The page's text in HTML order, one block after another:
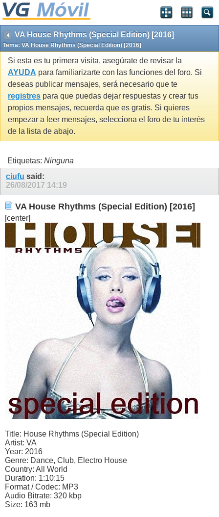
VA House Rhythms (Special Edition) [2016]
Tema: VA House Rhythms (Special Edition) [2016]
Si esta es tu primera visita, asegúrate de revisar la
AYUDA para familiarizarte con las funciones del foro. Si
deseas publicar mensajes, será necesario que te
registres para que puedas dejar respuestas y crear tus
propios mensajes, recuerda que es gratis. Si quieres
empezar a leer mensajes, selecciona el foro de tu interés
de la lista de abajo.
Etiquetas: Ninguna
ciufu said:
26/08/2017 14:19
VA House Rhythms (Special Edition) [2016]
[center]
Title: House Rhythms (Special Edition)
Artist: VA
Year: 2016
Genre: Dance, Club, Electro House
Country: All World
Duration: 1:10:15
Format / Codec: MP3
Audio Bitrate: 320 kbp
Size: 163 mb